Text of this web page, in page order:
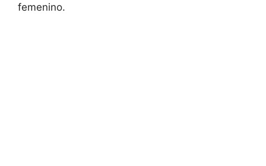
femenino.